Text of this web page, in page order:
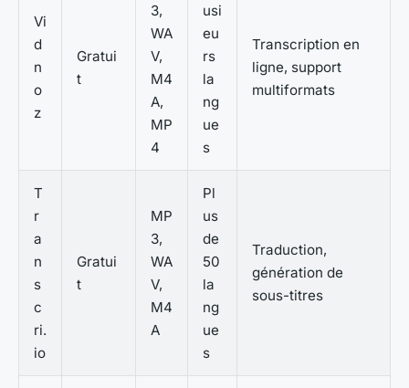
Vi
d
n
o
z
Gratui
t
3,
WA
V,
M4
A,
MP
4
usi
eu
rs
la
ng
ue
s
Transcription en
ligne, support
multiformats
T
r
a
n
s
c
ri.
io
Gratui
t
MP
3,
WA
V,
M4
A
Pl
us
de
50
la
ng
ue
s
Traduction,
génération de
sous-titres